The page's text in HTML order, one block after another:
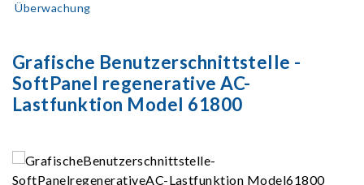
Überwachung
Grafische Benutzerschnittstelle -
SoftPanel regenerative AC-
Lastfunktion Model 61800